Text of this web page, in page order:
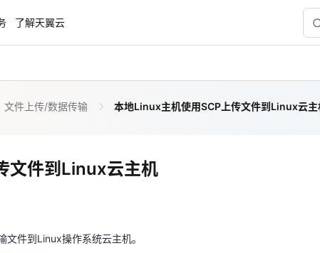
聚力AI赋能 天翼云大模型专项 青云志云端助力计划
天翼云信创专区
国家云助力中小企业腾
了解天翼云
文件上传/数据传输 本地Linux主机使用SCP上传文件到Linux云主
文件到Linux云主机
Linux主机使用SCP上传文件到Linux云主机
件到Linux操作系统云主机。
件到Linux操作系统云主机。